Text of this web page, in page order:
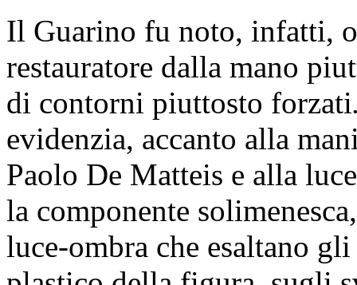
Il Guarino fu noto, infatti,
restauratore dalla mano
di contorni piuttosto forzati
evidenzia, accanto alla
Paolo De Matteis e alla
la componente
luce-ombra che esaltano